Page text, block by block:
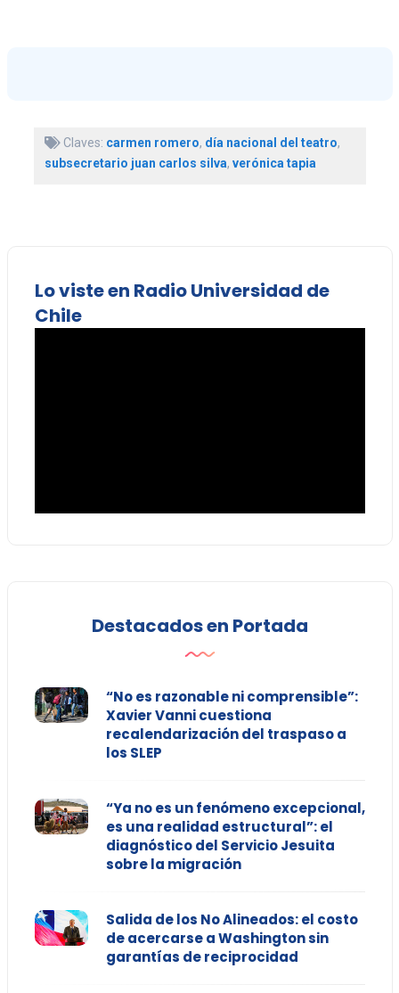
Claves: carmen romero, día nacional del teatro,
subsecretario juan carlos silva, verónica tapia
Lo viste en Radio Universidad de
Chile
Destacados en Portada
“No es razonable ni comprensible”:
Xavier Vanni cuestiona
recalendarización del traspaso a
los SLEP
“Ya no es un fenómeno excepcional,
es una realidad estructural”: el
diagnóstico del Servicio Jesuita
sobre la migración
Salida de los No Alineados: el costo
de acercarse a Washington sin
garantías de reciprocidad